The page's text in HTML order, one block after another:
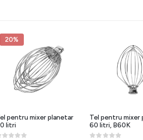
20%
pentru mixer planetar
litri
Tel pentru mixer
60 litri, B60K